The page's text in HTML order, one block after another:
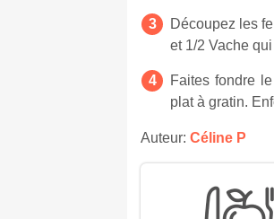
Découpez les
et 1/2 Vache
Faites fondre
plat à gratin.
Auteur: Céline P